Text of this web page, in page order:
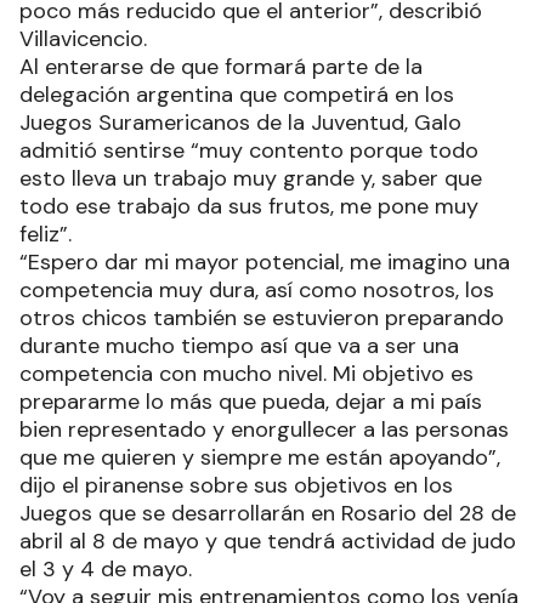
poco más reducido que el anterior”, describió
Villavicencio.
Al enterarse de que formará parte de la
delegación argentina que competirá en los
Juegos Suramericanos de la Juventud, Galo
admitió sentirse “muy contento porque todo
esto lleva un trabajo muy grande y, saber que
todo ese trabajo da sus frutos, me pone muy
feliz”.
“Espero dar mi mayor potencial, me imagino una
competencia muy dura, así como nosotros, los
otros chicos también se estuvieron preparando
durante mucho tiempo así que va a ser una
competencia con mucho nivel. Mi objetivo es
prepararme lo más que pueda, dejar a mi país
bien representado y enorgullecer a las personas
que me quieren y siempre me están apoyando”,
dijo el piranense sobre sus objetivos en los
Juegos que se desarrollarán en Rosario del 28 de
abril al 8 de mayo y que tendrá actividad de judo
el 3 y 4 de mayo.
“Voy a seguir mis entrenamientos como los venía